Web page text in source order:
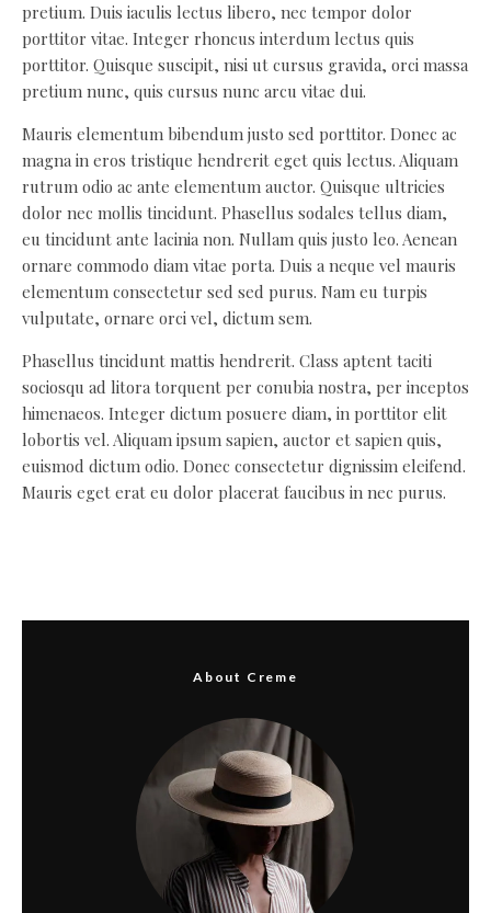
pretium. Duis iaculis lectus libero, nec tempor dolor
porttitor vitae. Integer rhoncus interdum lectus quis
porttitor. Quisque suscipit, nisi ut cursus gravida, orci massa
pretium nunc, quis cursus nunc arcu vitae dui.
Mauris elementum bibendum justo sed porttitor. Donec ac
magna in eros tristique hendrerit eget quis lectus. Aliquam
rutrum odio ac ante elementum auctor. Quisque ultricies
dolor nec mollis tincidunt. Phasellus sodales tellus diam,
eu tincidunt ante lacinia non. Nullam quis justo leo. Aenean
ornare commodo diam vitae porta. Duis a neque vel mauris
elementum consectetur sed sed purus. Nam eu turpis
vulputate, ornare orci vel, dictum sem.
Phasellus tincidunt mattis hendrerit. Class aptent taciti
sociosqu ad litora torquent per conubia nostra, per inceptos
himenaeos. Integer dictum posuere diam, in porttitor elit
lobortis vel. Aliquam ipsum sapien, auctor et sapien quis,
euismod dictum odio. Donec consectetur dignissim eleifend.
Mauris eget erat eu dolor placerat faucibus in nec purus.
About Creme